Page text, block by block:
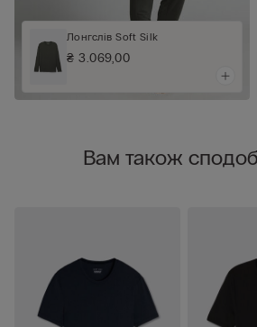
Лонгслів Soft Silk
₴ 3.069,00
Вам також